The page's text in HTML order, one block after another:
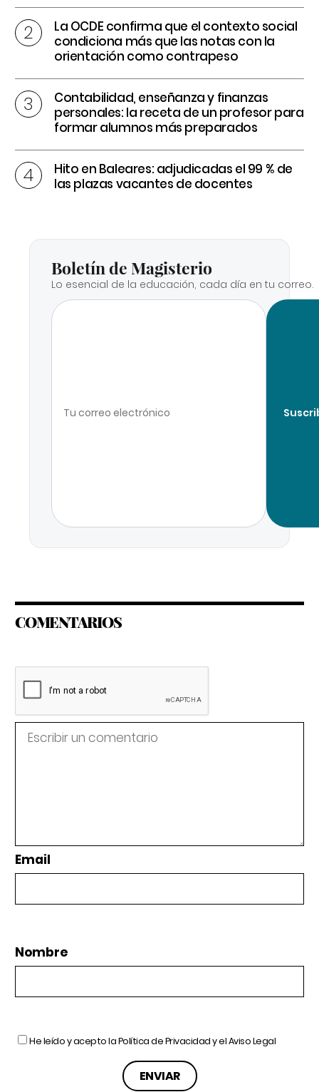
La OCDE confirma que el contexto social
condiciona más que las notas con la
orientación como contrapeso
Contabilidad, enseñanza y finanzas
personales: la receta de un profesor para
formar alumnos más preparados
Hito en Baleares: adjudicadas el 99 % de
las plazas vacantes de docentes
Boletín de Magisterio
Lo esencial de la educación, cada día en tu correo.
COMENTARIOS
Email
Nombre
He leído y acepto laPolítica de Privacidady elAviso Legal